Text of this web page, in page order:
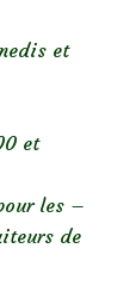
et
et
les –
de